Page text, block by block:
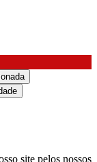
sobre
7.º do
tratamento
site pelos nossos